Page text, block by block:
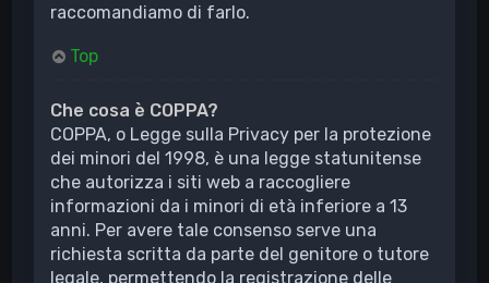
raccomandiamo di farlo.
Top
Che cosa è COPPA?
COPPA, o Legge sulla Privacy per la protezione
dei minori del 1998, è una legge statunitense
che autorizza i siti web a raccogliere
informazioni da i minori di età inferiore a 13
anni. Per avere tale consenso serve una
richiesta scritta da parte del genitore o tutore
legale, permettendo la registrazione delle